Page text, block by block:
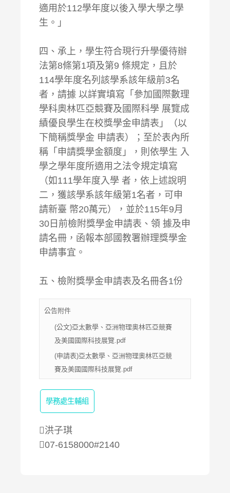
適用於112學年度以後入學大學之學
生。」
四、承上，學生符合現行升學優待辦
法第8條第1項及第9 條規定，且於
114學年度名列該學系該年級前3名
者，請據 以詳實填寫「參加國際數理
學科奧林匹亞競賽及國際科學 展覽成
績優良學生在校獎學金申請表」（以
下簡稱獎學金 申請表）；至於表內所
稱「申請獎學金額度」，則依學生 入
學之學年度所適用之法令規定填寫
（如111學年度入學 者，依上述說明
二，獲該學系該年級第1名者，可申
請新臺 幣20萬元），並於115年9月
30日前檢附獎學金申請表、領 據及申
請名冊，函報本部國教署辦理獎學金
申請事宜。
五、檢附獎學金申請表及名冊各1份
公告附件
(公文)亞太數學、亞洲物理奧林匹亞競賽
及美國國際科技展覽.pdf
(申請表)亞太數學、亞洲物理奧林匹亞競
賽及美國國際科技展覽.pdf
學務處生輔組
洪子琪
07-6158000#2140